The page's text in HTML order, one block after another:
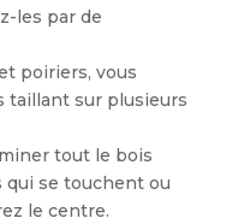
les par de
poiriers, vous
taillant sur plusieurs
tout le bois
se touchent ou
le centre.